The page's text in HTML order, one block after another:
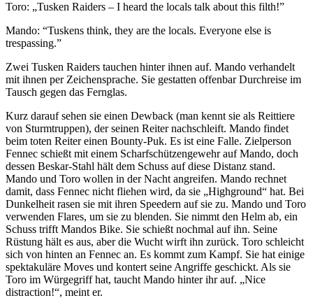
Toro: „Tusken Raiders – I heard the locals talk about this filth!”
Mando: “Tuskens think, they are the locals. Everyone else is
trespassing.”
Zwei Tusken Raiders tauchen hinter ihnen auf. Mando verhandelt
mit ihnen per Zeichensprache. Sie gestatten offenbar Durchreise im
Tausch gegen das Fernglas.
Kurz darauf sehen sie einen Dewback (man kennt sie als Reittiere
von Sturmtruppen), der seinen Reiter nachschleift. Mando findet
beim toten Reiter einen Bounty-Puk. Es ist eine Falle. Zielperson
Fennec schießt mit einem Scharfschützengewehr auf Mando, doch
dessen Beskar-Stahl hält dem Schuss auf diese Distanz stand.
Mando und Toro wollen in der Nacht angreifen. Mando rechnet
damit, dass Fennec nicht fliehen wird, da sie „Highground“ hat. Bei
Dunkelheit rasen sie mit ihren Speedern auf sie zu. Mando und Toro
verwenden Flares, um sie zu blenden. Sie nimmt den Helm ab, ein
Schuss trifft Mandos Bike. Sie schießt nochmal auf ihn. Seine
Rüstung hält es aus, aber die Wucht wirft ihn zurück. Toro schleicht
sich von hinten an Fennec an. Es kommt zum Kampf. Sie hat einige
spektakuläre Moves und kontert seine Angriffe geschickt. Als sie
Toro im Würgegriff hat, taucht Mando hinter ihr auf. „Nice
distraction!“, meint er.